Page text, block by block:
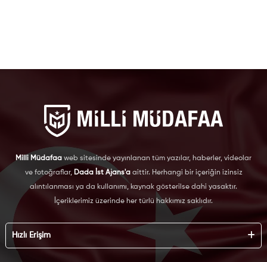
Milli Müdafaa web sitesinde yayınlanan tüm yazılar, haberler, videolar
ve fotoğraflar, Dada İst Ajans'aaittir. Herhangi bir içeriğin izinsiz
alıntılanması ya da kullanımı, kaynak gösterilse dahi yasaktır.
İçeriklerimiz üzerinde her türlü hakkımız saklıdır.
Hızlı Erişim